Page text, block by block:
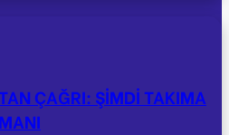
ÇAĞRI: ŞİMDİ TAKIMA